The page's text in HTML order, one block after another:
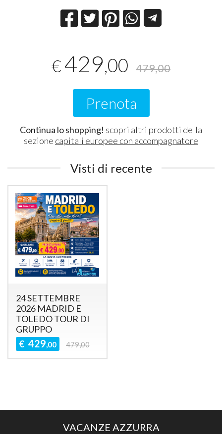
€429,00 479,00
Prenota
Continua lo shopping! scopri altri prodotti della
sezione capitali europee con accompagnatore
Visti di recente
24 SETTEMBRE
2026 MADRID E
TOLEDO TOUR DI
GRUPPO
€ 429,00 479,00
VACANZE AZZURRA